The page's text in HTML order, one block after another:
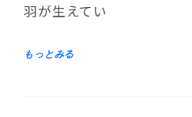
羽が生えてい